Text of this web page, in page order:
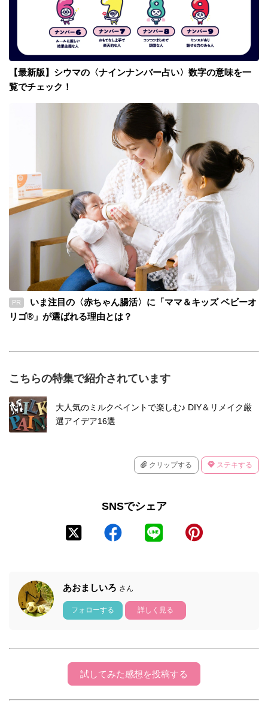
【最新版】シウマの〈ナインナンバー占い〉数字の意味を一
覧でチェック！
PR
いま注目の〈赤ちゃん腸活〉に「ママ＆キッズ ベビーオ
リゴ®」が選ばれる理由とは？
こちらの特集で紹介されています
大人気のミルクペイントで楽しむ♪ DIY＆リメイク厳
選アイデア16選
クリップする ステキする
SNSでシェア
あおましいろ さん
フォローする 詳しく見る
試してみた感想を投稿する